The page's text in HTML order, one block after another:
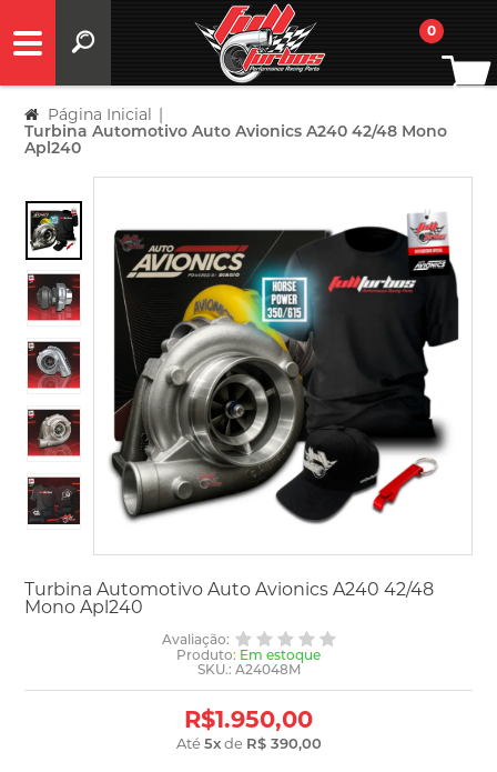
0
Página Inicial |
Turbina Automotivo Auto Avionics A240 42/48 Mono
Apl240
Turbina Automotivo Auto Avionics A240 42/48
Mono Apl240
Avaliação:
Produto: Em estoque
SKU.: A24048M
R$1.950,00
Até5xde R$ 390,00